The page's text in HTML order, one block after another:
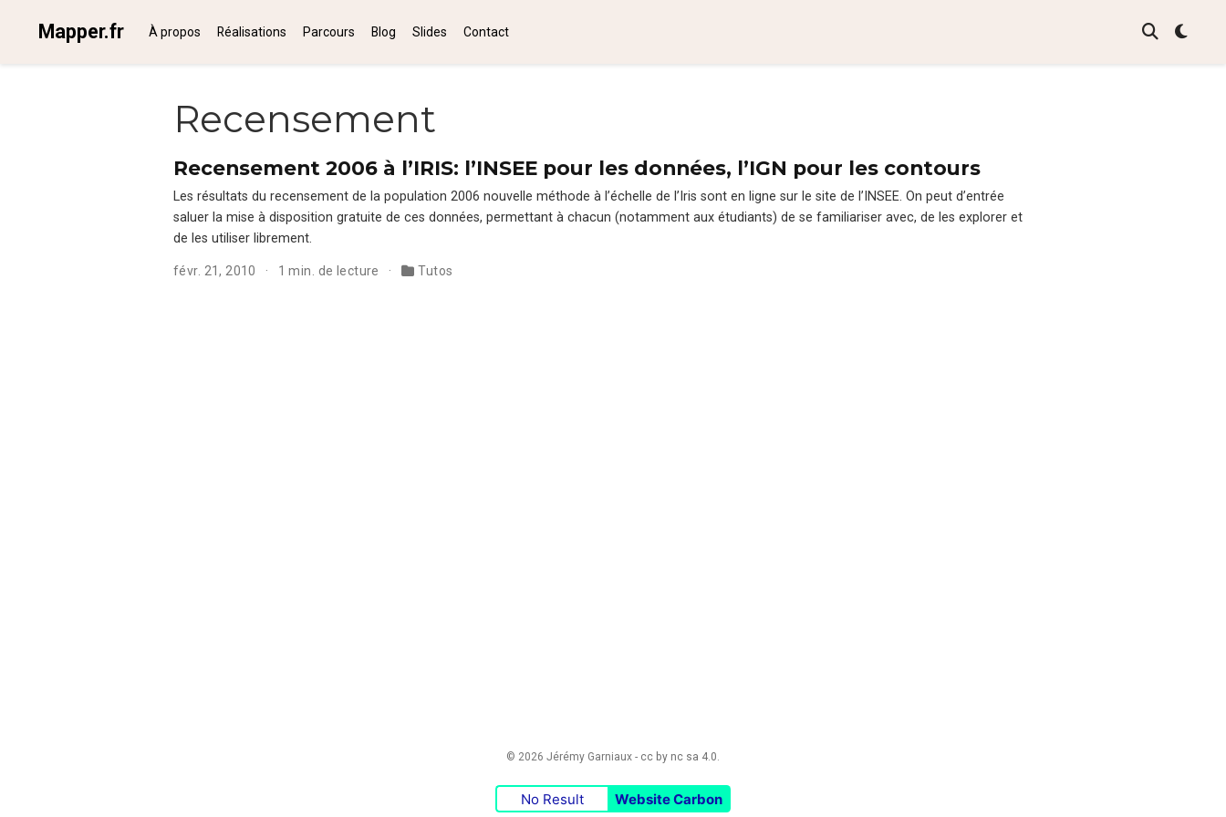
Mapper.fr À propos Réalisations Parcours Blog Slides Contact
Recensement
Recensement 2006 à l’IRIS: l’INSEE pour les données, l’IGN pour les contours
Les résul­tats du recense­ment de la pop­u­la­tion 2006 nou­velle méth­ode à l’échelle de l’Iris sont en ligne sur le site de l’IN­SEE. On peut d’en­trée
saluer la mise à dis­po­si­tion gra­tu­ite de ces don­nées, per­me­t­tant à cha­cun (notam­ment aux étu­di­ants) de se famil­iaris­er avec, de les explor­er et
de les utilis­er librement.
févr. 21, 2010 1 min. de lecture Tutos
© 2026 Jérémy Garniaux - cc by nc sa 4.0.
No Result Website Carbon